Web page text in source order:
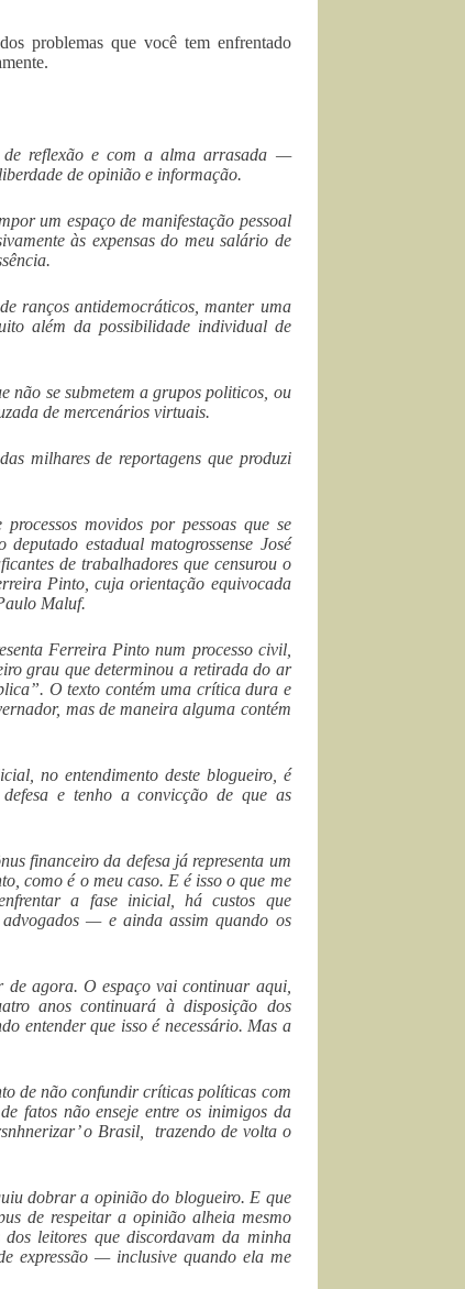
problemas que você tem enfrentado
de reflexão e com a alma arrasada —
de opinião e informação.
um espaço de manifestação pessoal
às expensas do meu salário de
ranços antidemocráticos, manter uma
além da possibilidade individual de
não se submetem a grupos politicos, ou
de mercenários virtuais.
milhares de reportagens que produzi
movidos por pessoas que se
estadual matogrossense José
de trabalhadores que censurou o
Pinto, cuja orientação equivocada
Maluf.
Ferreira Pinto num processo civil,
grau que determinou a retirada do ar
O texto contém uma crítica dura e
mas de maneira alguma contém
no entendimento deste blogueiro, é
e tenho a convicção de que as
financeiro da defesa já representa um
como é o meu caso. E é isso o que me
a fase inicial, há custos que
— e ainda assim quando os
agora. O espaço vai continuar aqui,
anos continuará à disposição dos
entender que isso é necessário. Mas a
de não confundir críticas políticas com
fatos não enseje entre os inimigos da
o Brasil, trazendo de volta o
dobrar a opinião do blogueiro. E que
de respeitar a opinião alheia mesmo
leitores que discordavam da minha
expressão — inclusive quando ela me